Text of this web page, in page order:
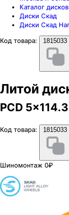
Каталог дисков
Диски Скад
Диски Скад
Код товара:
1815033
Литой
PCD
Код товара: 1815033
Шиномонтаж 0₽